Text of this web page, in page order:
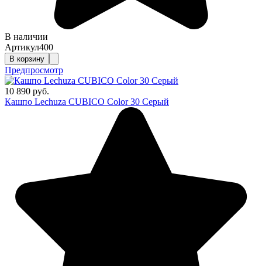
В наличии
Артикул400
В корзину
Предпросмотр
10 890 руб.
Кашпо Lechuza CUBICO Color 30 Серый